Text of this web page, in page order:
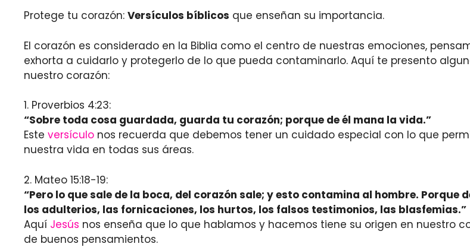
Protege tu corazón: Versículos bíblicos que enseñan su importancia.
El corazón es considerado en la Biblia como el centro de nuestras emociones,
exhorta a cuidarlo y protegerlo de lo que pueda contaminarlo. Aquí te presento
nuestro corazón:
1. Proverbios 4:23:
“Sobre toda cosa guardada, guarda tu corazón; porque de él mana la vida.”
Este versículo nos recuerda que debemos tener un cuidado especial con lo que
nuestra vida en todas sus áreas.
2. Mateo 15:18-19:
“Pero lo que sale de la boca, del corazón sale; y esto contamina al hombre.
los adulterios, las fornicaciones, los hurtos, los falsos testimonios, las blasfemias.”
Aquí Jesús nos enseña que lo que hablamos y hacemos tiene su origen en nuestro
de buenos pensamientos.